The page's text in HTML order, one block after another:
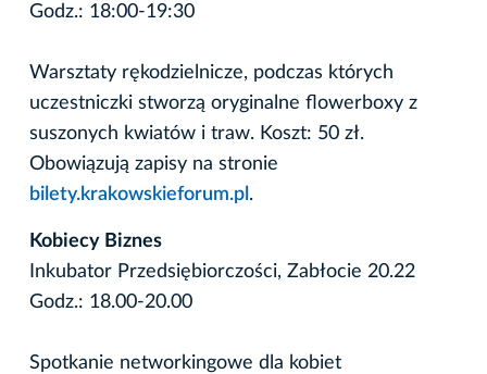
Godz.: 18:00-19:30
Warsztaty rękodzielnicze, podczas których
uczestniczki stworzą oryginalne flowerboxy z
suszonych kwiatów i traw. Koszt: 50 zł.
Obowiązują zapisy na stronie
bilety.krakowskieforum.pl .
Kobiecy Biznes
Inkubator Przedsiębiorczości, Zabłocie 20.22
Godz.: 18.00-20.00
Spotkanie networkingowe dla kobiet